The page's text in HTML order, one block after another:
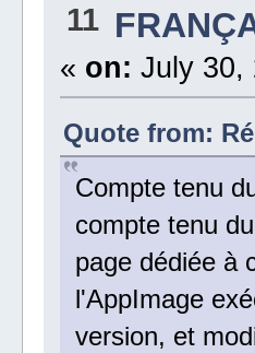
11
« on: July 30,
Quote from:
Compte tenu
compte tenu
page dédiée à
l'AppImage
version, et